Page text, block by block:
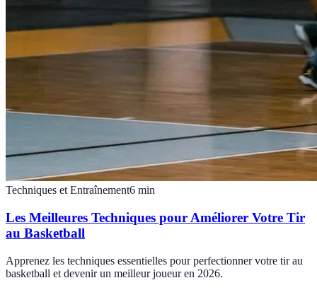
Techniques et Entraînement6 min
Les Meilleures Techniques pour Améliorer Votre Tir
au Basketball
Apprenez les techniques essentielles pour perfectionner votre tir au
basketball et devenir un meilleur joueur en 2026.